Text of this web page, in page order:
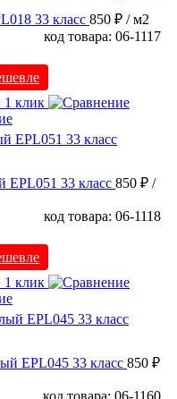
33 класс 850 ₽ / м2
код товара: 06-1117
1 клик
EPL051 33 класс 850 ₽ /
код товара: 06-1118
1 клик
EPL045 33 класс 850 ₽
код товара: 06-1160